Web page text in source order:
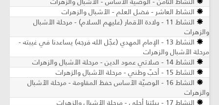
النشاط العاشر - فضل العلم - الأشبال والزهرات
النشاط 11 - ولادة الأقمار (عليهم السلام) - مرحلة الأشبال
والزهرات
النشاط 13 - الإمام المهدي (عجّل الله فرجه) يساعدنا في غيبته -
مرحلة الأشبال والزهرات
النشاط 14 - صلاتي عمود الدين - مرحلة الأشبال والزهرات
النشاط 15 - أحبّ وطني - مرحلة الأشبال والزهرات
النشاط 16 - الوصيّة الأساس حفظ المقاومة - مرحلة الأشبال
والزهرات
النشاط 17 - بيئتنا أحلى - مرحلة الأشبال والزهرات